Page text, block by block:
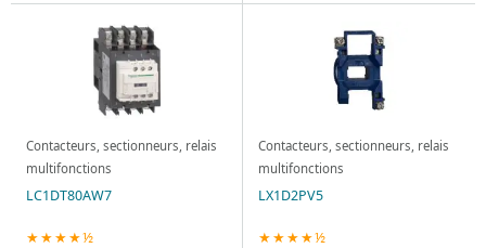
Contacteurs, sectionneurs, relais
multifonctions
LC1DT80AW7
★★★★½
Contacteurs, sectionneurs, relais
multifonctions
LX1D2PV5
★★★★½